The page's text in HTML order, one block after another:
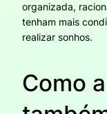
organizada,
tenham mais
realizar sonhos.
Como